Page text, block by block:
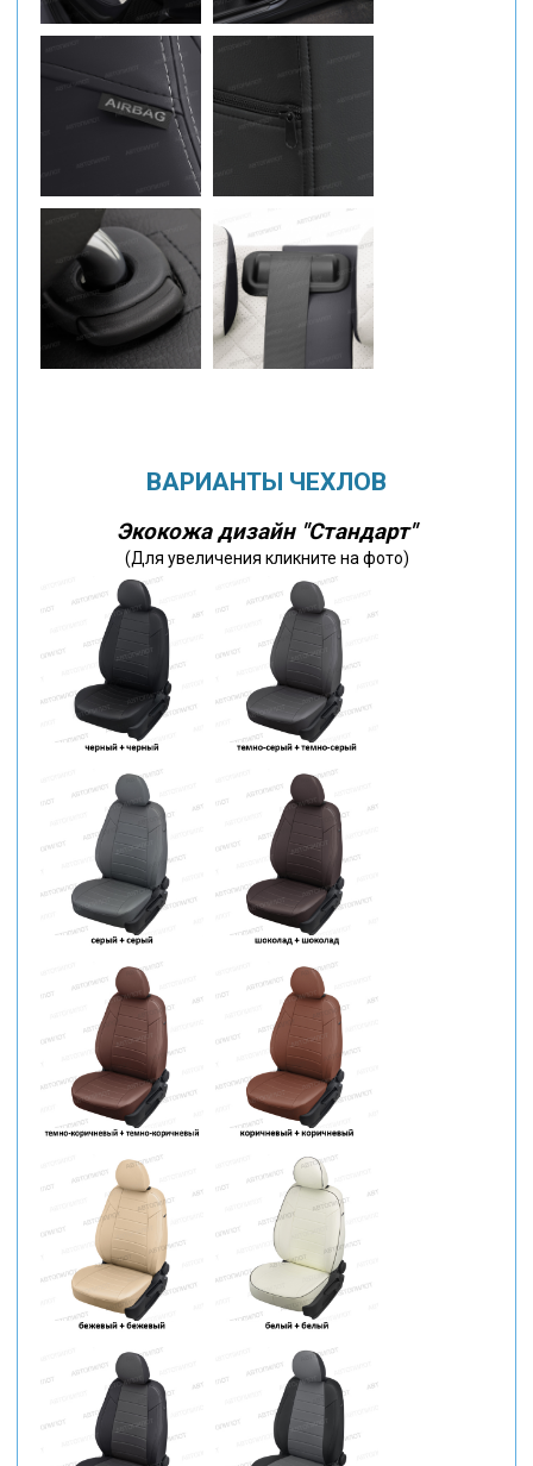
ВАРИАНТЫ ЧЕХЛОВ
Экокожа дизайн "Стандарт"
(Для увеличения кликните на фото)